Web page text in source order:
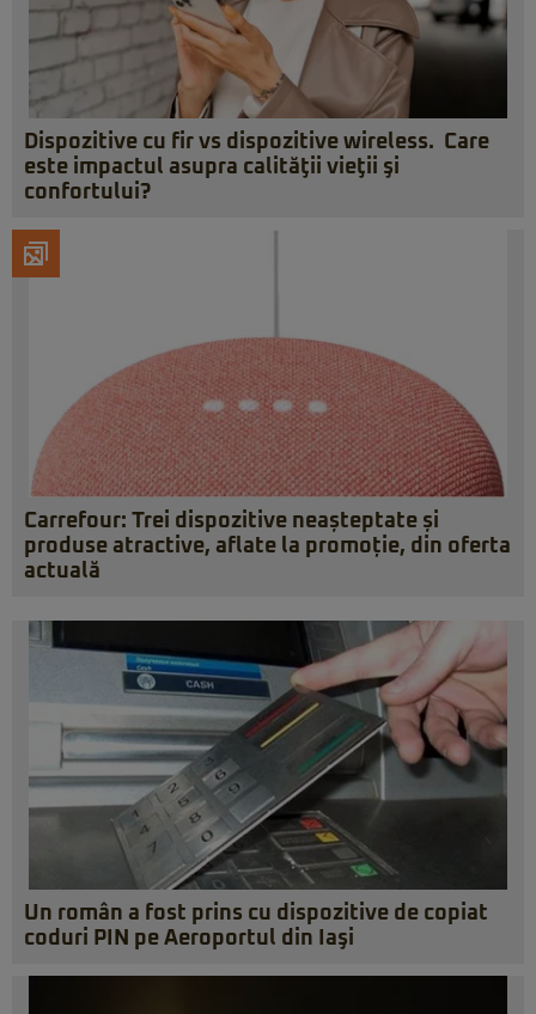
Dispozitive cu fir vs dispozitive wireless. Care
este impactul asupra calităţii vieţii şi
confortului?
Carrefour: Trei dispozitive neașteptate și
produse atractive, aflate la promoție, din oferta
actuală
Un român a fost prins cu dispozitive de copiat
coduri PIN pe Aeroportul din Iaşi